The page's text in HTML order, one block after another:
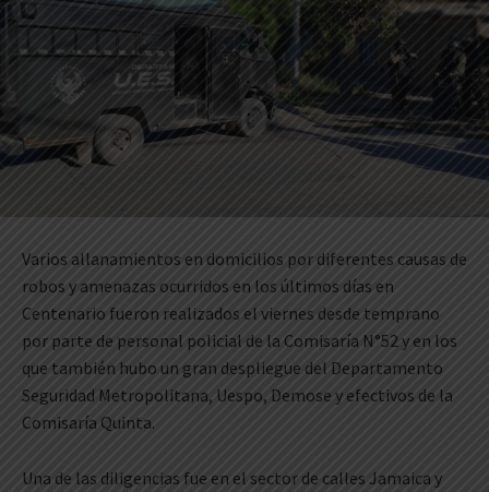
Varios allanamientos en domicilios por diferentes causas de
robos y amenazas ocurridos en los últimos días en
Centenario fueron realizados el viernes desde temprano
por parte de personal policial de la Comisaría N°52 y en los
que también hubo un gran despliegue del Departamento
Seguridad Metropolitana, Uespo, Demose y efectivos de la
Comisaría Quinta.
Una de las diligencias fue en el sector de calles Jamaica y